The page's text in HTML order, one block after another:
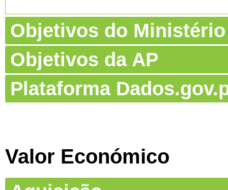
Objetivos do Ministério
Objetivos da AP
Plataforma
Valor Económico